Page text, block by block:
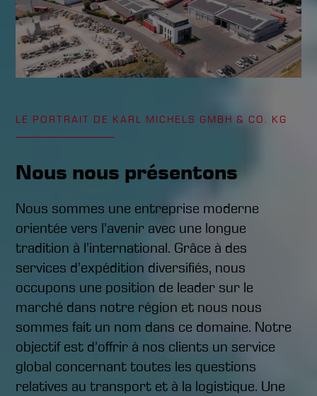
LE PORTRAIT DE KARL MICHELS GMBH & CO. KG
Nous nous présentons
Nous sommes une entreprise moderne
orientée vers l’avenir avec une longue
tradition à l’international. Grâce à des
services d’expédition diversifiés, nous
occupons une position de leader sur le
marché dans notre région et nous nous
sommes fait un nom dans ce domaine. Notre
objectif est d’offrir à nos clients un service
global concernant toutes les questions
relatives au transport et à la logistique. Une